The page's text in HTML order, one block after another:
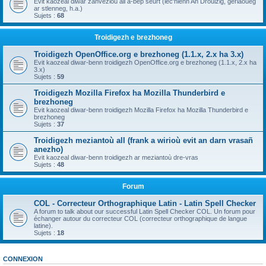
ar stlenneg, h.a.)
Sujets : 68
Troidigezh e brezhoneg
Troidigezh OpenOffice.org e brezhoneg (1.1.x, 2.x ha 3.x)
Evit kaozeal diwar-benn troidigezh OpenOffice.org e brezhoneg (1.1.x, 2.x ha
3.x)
Sujets : 59
Troidigezh Mozilla Firefox ha Mozilla Thunderbird e
brezhoneg
Evit kaozeal diwar-benn troidigezh Mozilla Firefox ha Mozilla Thunderbird e
brezhoneg
Sujets : 37
Troidigezh meziantoù all (frank a wirioù evit an darn vrasañ
anezho)
Evit kaozeal diwar-benn troidigezh ar meziantoù dre-vras
Sujets : 48
Forum
COL - Correcteur Orthographique Latin - Latin Spell Checker
A forum to talk about our successful Latin Spell Checker COL. Un forum pour
échanger autour du correcteur COL (correcteur orthographique de langue
latine).
Sujets : 18
CONNEXION